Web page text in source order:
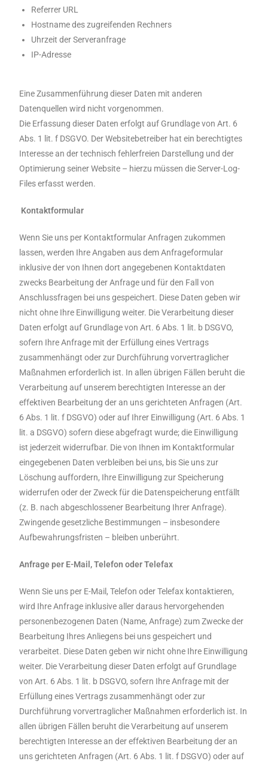
Referrer URL
Hostname des zugreifenden Rechners
Uhrzeit der Serveranfrage
IP-Adresse
Eine Zusammenführung dieser Daten mit anderen
Datenquellen wird nicht vorgenommen.
Die Erfassung dieser Daten erfolgt auf Grundlage von Art. 6
Abs. 1 lit. f DSGVO. Der Websitebetreiber hat ein berechtigtes
Interesse an der technisch fehlerfreien Darstellung und der
Optimierung seiner Website – hierzu müssen die Server-Log-
Files erfasst werden.
Kontaktformular
Wenn Sie uns per Kontaktformular Anfragen zukommen
lassen, werden Ihre Angaben aus dem Anfrageformular
inklusive der von Ihnen dort angegebenen Kontaktdaten
zwecks Bearbeitung der Anfrage und für den Fall von
Anschlussfragen bei uns gespeichert. Diese Daten geben wir
nicht ohne Ihre Einwilligung weiter. Die Verarbeitung dieser
Daten erfolgt auf Grundlage von Art. 6 Abs. 1 lit. b DSGVO,
sofern Ihre Anfrage mit der Erfüllung eines Vertrags
zusammenhängt oder zur Durchführung vorvertraglicher
Maßnahmen erforderlich ist. In allen übrigen Fällen beruht die
Verarbeitung auf unserem berechtigten Interesse an der
effektiven Bearbeitung der an uns gerichteten Anfragen (Art.
6 Abs. 1 lit. f DSGVO) oder auf Ihrer Einwilligung (Art. 6 Abs. 1
lit. a DSGVO) sofern diese abgefragt wurde; die Einwilligung
ist jederzeit widerrufbar. Die von Ihnen im Kontaktformular
eingegebenen Daten verbleiben bei uns, bis Sie uns zur
Löschung auffordern, Ihre Einwilligung zur Speicherung
widerrufen oder der Zweck für die Datenspeicherung entfällt
(z. B. nach abgeschlossener Bearbeitung Ihrer Anfrage).
Zwingende gesetzliche Bestimmungen – insbesondere
Aufbewahrungsfristen – bleiben unberührt.
Anfrage per E-Mail, Telefon oder Telefax
Wenn Sie uns per E-Mail, Telefon oder Telefax kontaktieren,
wird Ihre Anfrage inklusive aller daraus hervorgehenden
personenbezogenen Daten (Name, Anfrage) zum Zwecke der
Bearbeitung Ihres Anliegens bei uns gespeichert und
verarbeitet. Diese Daten geben wir nicht ohne Ihre Einwilligung
weiter. Die Verarbeitung dieser Daten erfolgt auf Grundlage
von Art. 6 Abs. 1 lit. b DSGVO, sofern Ihre Anfrage mit der
Erfüllung eines Vertrags zusammenhängt oder zur
Durchführung vorvertraglicher Maßnahmen erforderlich ist. In
allen übrigen Fällen beruht die Verarbeitung auf unserem
berechtigten Interesse an der effektiven Bearbeitung der an
uns gerichteten Anfragen (Art. 6 Abs. 1 lit. f DSGVO) oder auf